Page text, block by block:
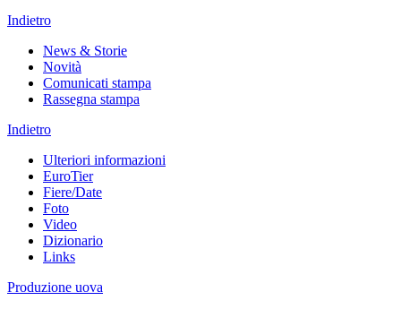
Indietro
News & Storie
Novità
Comunicati stampa
Rassegna stampa
Indietro
Ulteriori informazioni
EuroTier
Fiere/Date
Foto
Video
Dizionario
Links
Produzione uova